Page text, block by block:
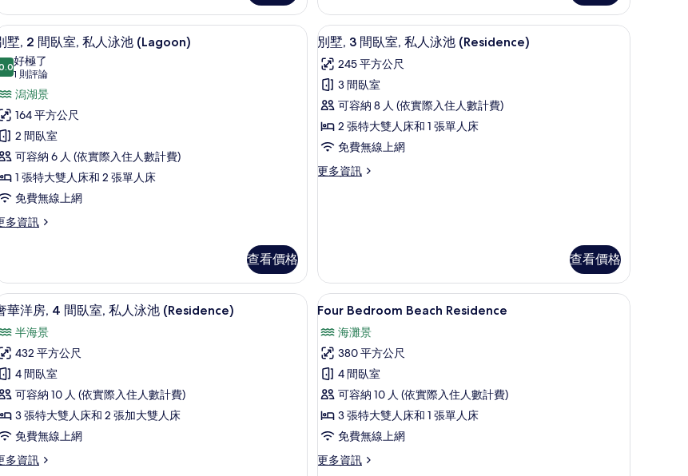
Room
詳
View
Garden
Room
的
詳
情
外觀
,
間
,
片
低過敏寢具、羽絨被、迷你吧、客房內保險箱
6
墅, 2 間臥室, 私人泳池 (Lagoon)
10.0 分，滿分 10 分
好極了
1 則評論
(1
則
評
論)
潟湖景
164 平方公尺
2 間臥室
可容納 6 人 (依實際入住人數計費)
1 張特大雙人床和 2 張單人床
免費無線上網
多資訊
間
泳
池
查看價格
顯
示
別
墅,
3
間
臥
室,
(Residence)
的
所
有
相
片
49-吋智慧型電視、有線頻道、電視
6
別墅, 3 間臥室, 私人泳池 (Residence)
245 平方公尺
3 間臥室
可容納 8 人 (依實際入住人數計費)
2 張特大雙人床和 1 張單人床
免費無線上網
更多資訊
更
室,
私
人
泳
池
(Residence)
的
詳
情
查看價格
險箱
洋
,
間
奢華洋房, 4 間臥室, 私人泳池 (Residence) | 低過敏寢具、羽絨被、迷你吧、客房內保險箱
7
華洋房, 4 間臥室, 私人泳池 (Residence)
半海景
432 平方公尺
4 間臥室
可容納 10 人 (依實際入住人數計費)
3 張特大雙人床和 2 張加大雙人床
免費無線上網
多資訊
顯
Four
Bedroom
Beach
Residence
的
所
有
Four Bedroom Beach Residence | 低過敏寢
9
Four Bedroom Beach Residence
海灘景
380 平方公尺
4 間臥室
可容納 10 人 (依實際入住人數計費)
3 張特大雙人床和 1 張單人床
免費無線上網
更多資訊
更